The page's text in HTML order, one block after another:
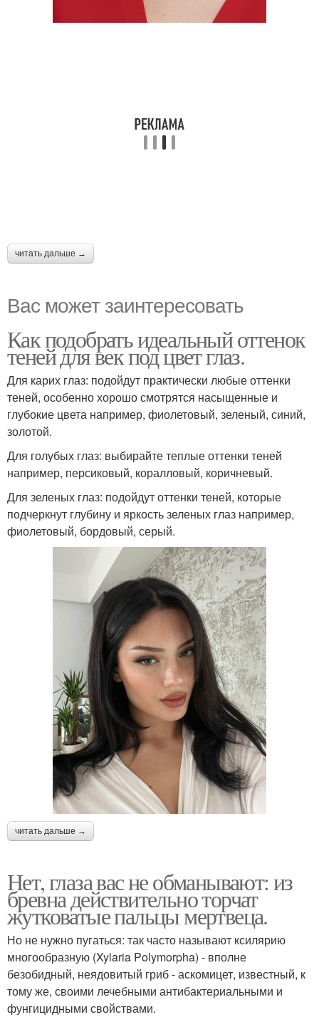
читать дальше →
Вас может заинтересовать
Как подобрать идеальный оттенок
теней для век под цвет глаз.
Для карих глаз: подойдут практически любые оттенки
теней, особенно хорошо смотрятся насыщенные и
глубокие цвета например, фиолетовый, зеленый, синий,
золотой.
Для голубых глаз: выбирайте теплые оттенки теней
например, персиковый, коралловый, коричневый.
Для зеленых глаз: подойдут оттенки теней, которые
подчеркнут глубину и яркость зеленых глаз например,
фиолетовый, бордовый, серый.
читать дальше →
Нет, глаза вас не обманывают: из
бревна действительно торчат
жутковатые пальцы мертвеца.
Но не нужно пугаться: так часто называют ксилярию
многообразную (Xylaria Polymorpha) - вполне
безобидный, неядовитый гриб - аскомицет, известный, к
тому же, своими лечебными антибактериальными и
фунгицидными свойствами.